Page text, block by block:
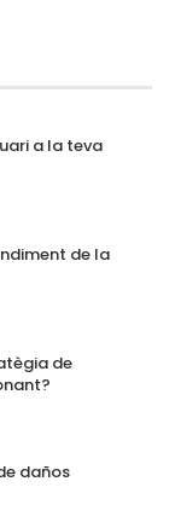
a la teva
de la
de
daños